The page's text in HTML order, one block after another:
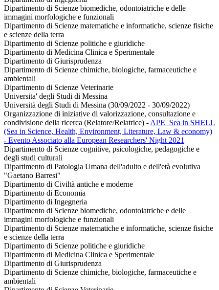
Dipartimento di Scienze biomediche, odontoiatriche e delle
immagini morfologiche e funzionali
Dipartimento di Scienze matematiche e informatiche, scienze fisiche
e scienze della terra
Dipartimento di Scienze politiche e giuridiche
Dipartimento di Medicina Clinica e Sperimentale
Dipartimento di Giurisprudenza
Dipartimento di Scienze chimiche, biologiche, farmaceutiche e
ambientali
Dipartimento di Scienze Veterinarie
Universita' degli Studi di Messina
Università degli Studi di Messina (30/09/2022 - 30/09/2022)
Organizzazione di iniziative di valorizzazione, consultazione e
condivisione della ricerca (Relatore/Relatrice) - APE_Sea in SHELL
(Sea in Science, Health, Environment, Literature, Law & economy)
- Evento Associato alla European Researchers' Night 2021
Dipartimento di Scienze cognitive, psicologiche, pedagogiche e
degli studi culturali
Dipartimento di Patologia Umana dell'adulto e dell'età evolutiva
"Gaetano Barresi"
Dipartimento di Civiltà antiche e moderne
Dipartimento di Economia
Dipartimento di Ingegneria
Dipartimento di Scienze biomediche, odontoiatriche e delle
immagini morfologiche e funzionali
Dipartimento di Scienze matematiche e informatiche, scienze fisiche
e scienze della terra
Dipartimento di Scienze politiche e giuridiche
Dipartimento di Medicina Clinica e Sperimentale
Dipartimento di Giurisprudenza
Dipartimento di Scienze chimiche, biologiche, farmaceutiche e
ambientali